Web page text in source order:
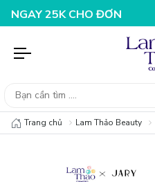
CHO ĐƠN HÀNG 199K
Trang chủ Lam Thảo Beauty